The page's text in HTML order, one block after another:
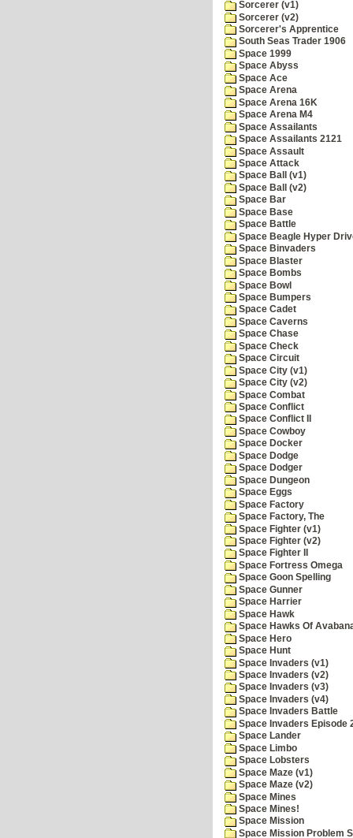
Sorcerer (v1)
Sorcerer (v2)
Sorcerer's Apprentice
South Seas Trader 1906
Space 1999
Space Abyss
Space Ace
Space Arena
Space Arena 16K
Space Arena M4
Space Assailants
Space Assailants 2121
Space Assault
Space Attack
Space Ball (v1)
Space Ball (v2)
Space Bar
Space Base
Space Battle
Space Beagle Hyper
Space Binvaders
Space Blaster
Space Bombs
Space Bowl
Space Bumpers
Space Cadet
Space Caverns
Space Chase
Space Check
Space Circuit
Space City (v1)
Space City (v2)
Space Combat
Space Conflict
Space Conflict II
Space Cowboy
Space Docker
Space Dodge
Space Dodger
Space Dungeon
Space Eggs
Space Factory
Space Factory, The
Space Fighter (v1)
Space Fighter (v2)
Space Fighter II
Space Fortress Omega
Space Goon Spelling
Space Gunner
Space Harrier
Space Hawk
Space Hawks Of
Space Hero
Space Hunt
Space Invaders (v1)
Space Invaders (v2)
Space Invaders (v3)
Space Invaders (v4)
Space Invaders Battle
Space Invaders Episode
Space Lander
Space Limbo
Space Lobsters
Space Maze (v1)
Space Maze (v2)
Space Mines
Space Mines!
Space Mission
Space Mission Problem